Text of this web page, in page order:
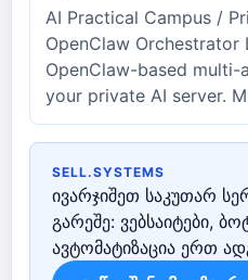
AI Practical Campus /
OpenClaw Orchestrator
OpenClaw-based multi-
your private AI server.
SELL.SYSTEMS
ივარჯიშეთ საკუთარ
გარეშე: ვებსაიტები,
ავტომატიზაცია ერთ